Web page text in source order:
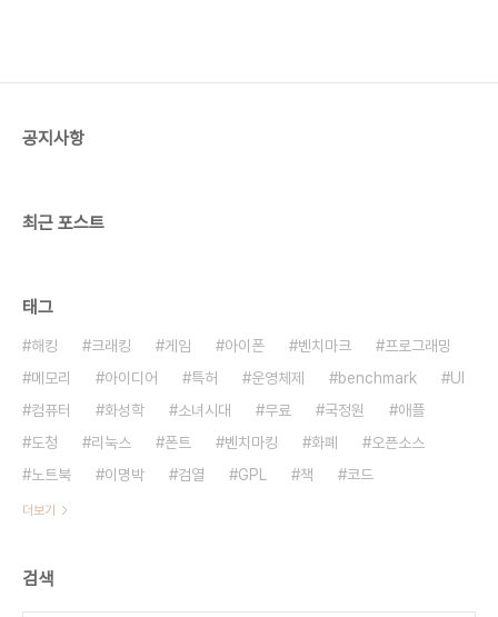
공지사항
최근 포스트
태그
해킹 크래킹 게임 아이폰 벤치마크
프로그래밍
메모리
아이디어 특허 운영체제 benchmark
UI
컴퓨터
화성학 소녀시대 무료 국정원
애플
도청
리눅스 폰트 벤치마킹 화폐
오픈소스
노트북
이명박 검열 GPL 책 코드
더보기
검색